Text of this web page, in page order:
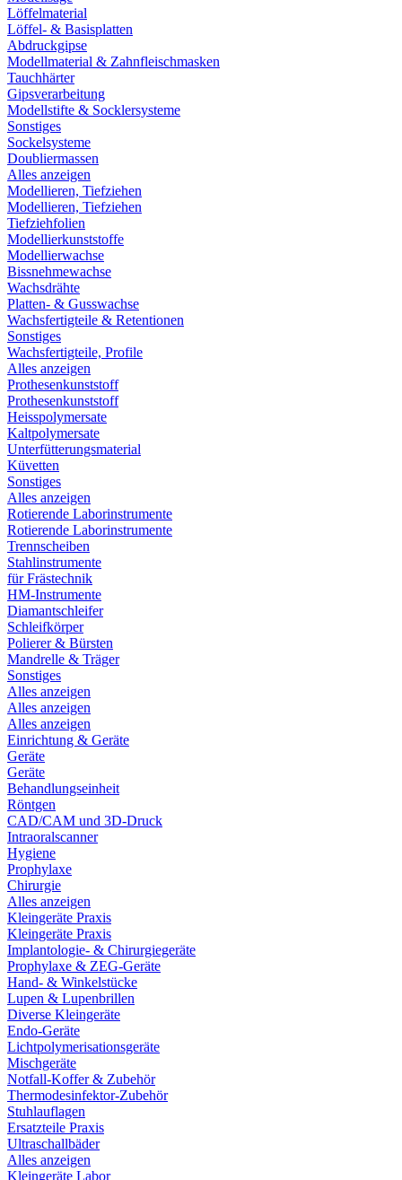
Löffelmaterial
Löffel- & Basisplatten
Abdruckgipse
Modellmaterial & Zahnfleischmasken
Tauchhärter
Gipsverarbeitung
Modellstifte & Socklersysteme
Sonstiges
Sockelsysteme
Doubliermassen
Alles anzeigen
Modellieren, Tiefziehen
Modellieren, Tiefziehen
Tiefziehfolien
Modellierkunststoffe
Modellierwachse
Bissnehmewachse
Wachsdrähte
Platten- & Gusswachse
Wachsfertigteile & Retentionen
Sonstiges
Wachsfertigteile, Profile
Alles anzeigen
Prothesenkunststoff
Prothesenkunststoff
Heisspolymersate
Kaltpolymersate
Unterfütterungsmaterial
Küvetten
Sonstiges
Alles anzeigen
Rotierende Laborinstrumente
Rotierende Laborinstrumente
Trennscheiben
Stahlinstrumente
für Frästechnik
HM-Instrumente
Diamantschleifer
Schleifkörper
Polierer & Bürsten
Mandrelle & Träger
Sonstiges
Alles anzeigen
Alles anzeigen
Alles anzeigen
Einrichtung & Geräte
Geräte
Geräte
Behandlungseinheit
Röntgen
CAD/CAM und 3D-Druck
Intraoralscanner
Hygiene
Prophylaxe
Chirurgie
Alles anzeigen
Kleingeräte Praxis
Kleingeräte Praxis
Implantologie- & Chirurgiegeräte
Prophylaxe & ZEG-Geräte
Hand- & Winkelstücke
Lupen & Lupenbrillen
Diverse Kleingeräte
Endo-Geräte
Lichtpolymerisationsgeräte
Mischgeräte
Notfall-Koffer & Zubehör
Thermodesinfektor-Zubehör
Stuhlauflagen
Ersatzteile Praxis
Ultraschallbäder
Alles anzeigen
Kleingeräte Labor